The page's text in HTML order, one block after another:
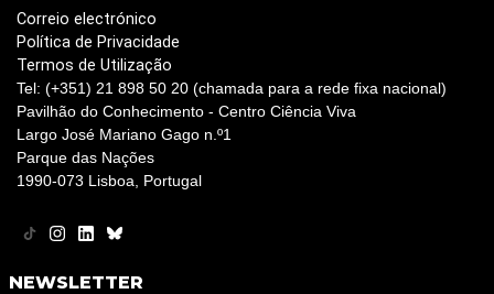
Correio electrónico
Política de Privacidade
Termos de Utilização
Tel: (+351) 21 898 50 20 (chamada para a rede fixa nacional)
Pavilhão do Conhecimento - Centro Ciência Viva
Largo José Mariano Gago n.º1
Parque das Nações
1990-073 Lisboa, Portugal
NEWSLETTER